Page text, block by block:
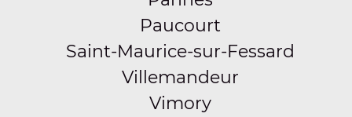
Paucourt
Saint-Maurice-sur-Fessard
Villemandeur
Vimory